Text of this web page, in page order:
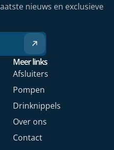
Meer links
Afsluiters
Pompen
Drinknippels
Over ons
Contact
nieuws en exclusieve